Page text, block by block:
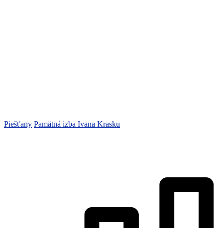
Piešťany Pamätná izba Ivana Krasku